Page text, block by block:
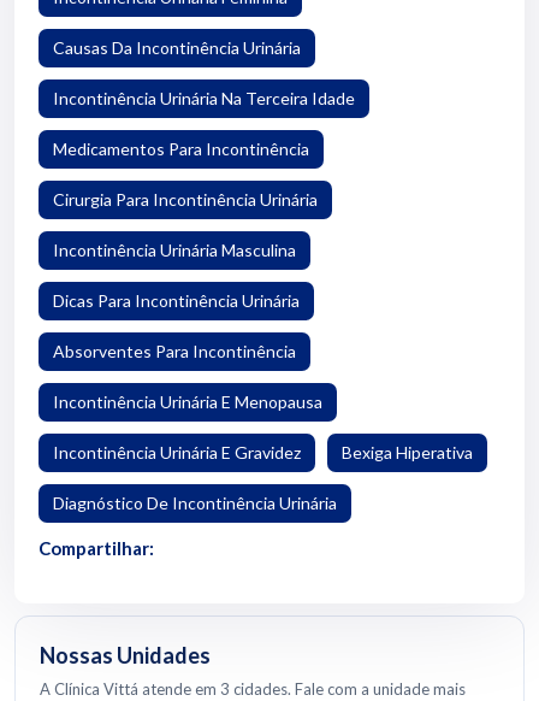
Causas Da Incontinência Urinária
Incontinência Urinária Na Terceira Idade
Medicamentos Para Incontinência
Cirurgia Para Incontinência Urinária
Incontinência Urinária Masculina
Dicas Para Incontinência Urinária
Absorventes Para Incontinência
Incontinência Urinária E Menopausa
Incontinência Urinária E Gravidez Bexiga Hiperativa
Diagnóstico De Incontinência Urinária
Compartilhar:
Nossas Unidades
A Clínica Vittá atende em 3 cidades. Fale com a unidade mais